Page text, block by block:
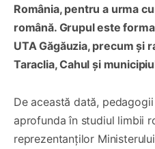
România, pentru a urma
română. Grupul este
UTA Găgăuzia, precum și
Taraclia, Cahul și
De această dată,
aprofunda în studiul limbii
reprezentanților